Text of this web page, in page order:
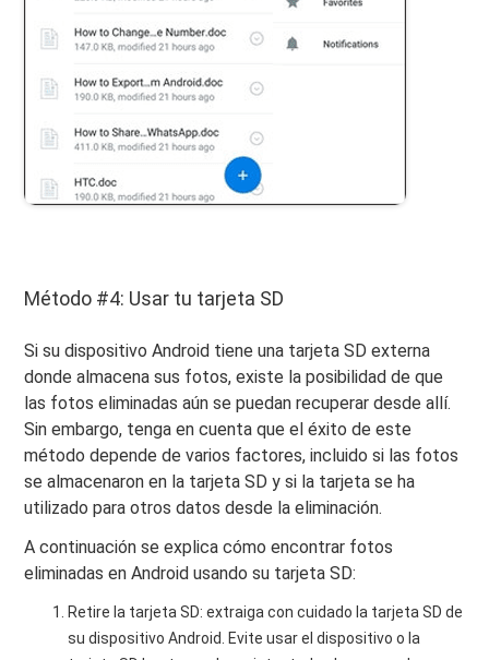
Método #4: Usar tu tarjeta SD
Si su dispositivo Android tiene una tarjeta SD externa
donde almacena sus fotos, existe la posibilidad de que
las fotos eliminadas aún se puedan recuperar desde allí.
Sin embargo, tenga en cuenta que el éxito de este
método depende de varios factores, incluido si las fotos
se almacenaron en la tarjeta SD y si la tarjeta se ha
utilizado para otros datos desde la eliminación.
A continuación se explica cómo encontrar fotos
eliminadas en Android usando su tarjeta SD:
Retire la tarjeta SD: extraiga con cuidado la tarjeta SD de
su dispositivo Android. Evite usar el dispositivo o la